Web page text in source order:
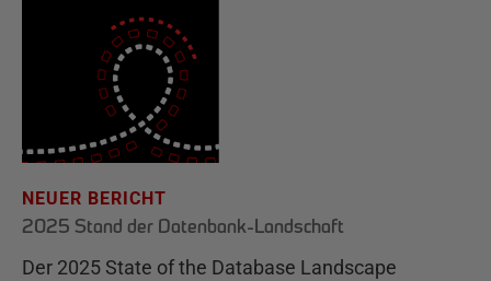
NEUER BERICHT
2025 Stand der Datenbank-Landschaft
Der 2025 State of the Database Landscape